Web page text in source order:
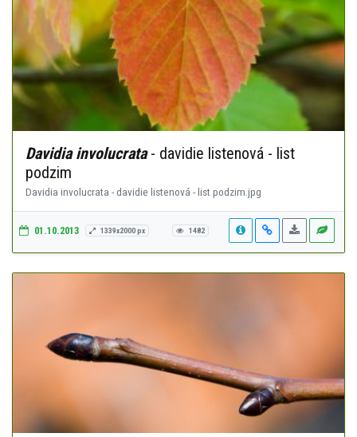
Davidia involucrata- davidie listenová - list
podzim
Davidia involucrata - davidie listenová - list podzim.jpg
01.10.2013 1339x2000 px 1482